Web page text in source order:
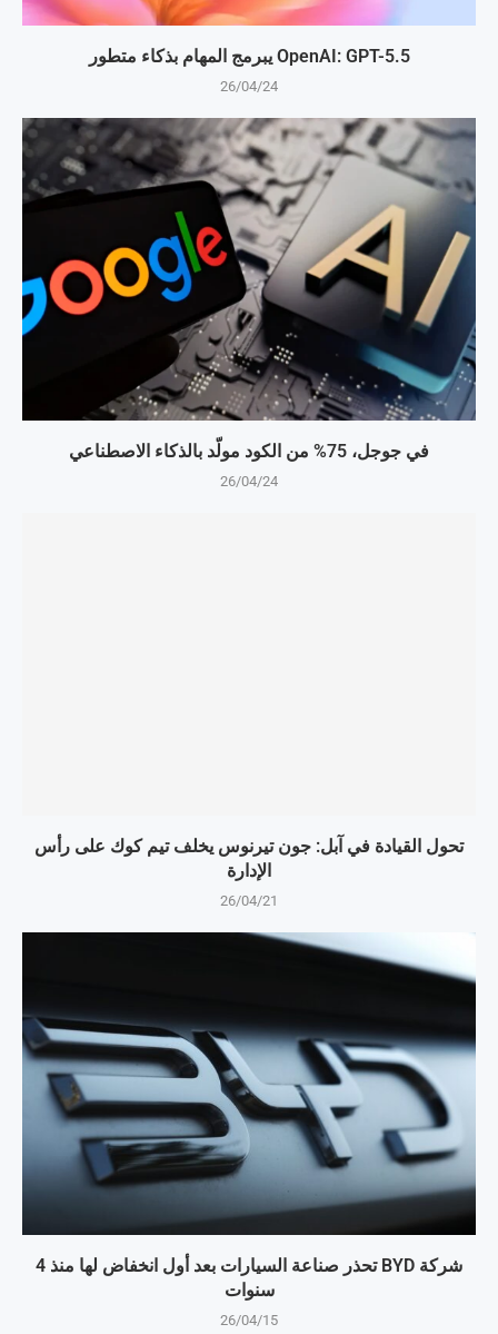
OpenAI: GPT-5.5 يبرمج المهام بذكاء متطور
26/04/24
في جوجل، 75% من الكود مولّد بالذكاء الاصطناعي
26/04/24
تحول القيادة في آبل: جون تيرنوس يخلف تيم كوك على رأس
الإدارة
26/04/21
شركة BYD تحذر صناعة السيارات بعد أول انخفاض لها منذ 4
سنوات
26/04/15